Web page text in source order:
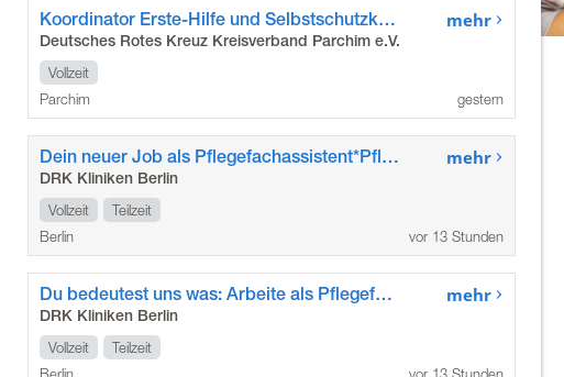
Koordinator Erste-Hilfe und Selbstschutzkompetenz
Deutsches Rotes Kreuz Kreisverband Parchim e.V.
Vollzeit
Parchim
mehr
gestern
Dein neuer Job als Pflegefachassistent*Pflegefachassistentin im Kunstkrankenhaus
DRK Kliniken Berlin
Vollzeit
Teilzeit
Berlin
mehr
vor 13 Stunden
Du bedeutest uns was: Arbeite als Pflegefachkraft / Pflegefachfrau*mann in den DRK Kliniken Berlin Köpenick
DRK Kliniken Berlin
Vollzeit
Teilzeit
mehr